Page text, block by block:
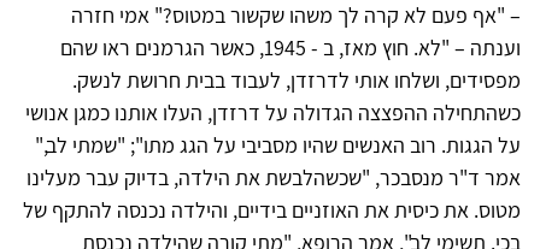
– "אף פעם לא קרה לך משהו שקשור במטוס?" אמי חזרה
וענתה – "לא. חוץ מאז, ב - 1945, כאשר הגרמנים ראו שהם
מפסידים, ושלחו אותי לדרזדן, לעבוד בבית חרושת לנשק.
כשהתחילה ההפצצה הגדולה על דרזדן, העלו אותנו כמגן אנושי
על הגגות. רוב האנשים שהיו מסביבי על הגג מתו"; "שמתי לב,"
אמר ד"ר מנסבכר, "שכשהלבשת את הילדה, בדיוק עבר מעלינו
מטוס. את כיסית את האוזניים בידיים, והילדה נכנסה להתקף של
בכי. תשימי לב", אמר הרופא, "מתי קורה שהילדה נכנסת